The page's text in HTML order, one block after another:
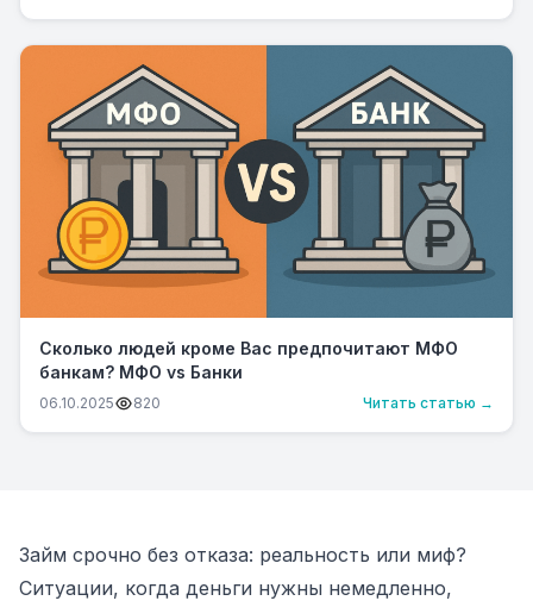
Сколько людей кроме Вас предпочитают МФО
банкам? МФО vs Банки
06.10.2025 820 Читать статью →
Займ срочно без отказа: реальность или миф?
Ситуации, когда деньги нужны немедленно,